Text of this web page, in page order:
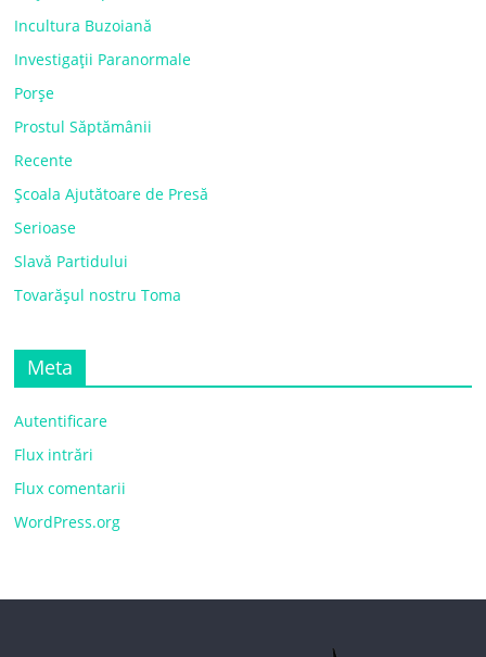
Incultura Buzoiană
Investigații Paranormale
Porșe
Prostul Săptămânii
Recente
Școala Ajutătoare de Presă
Serioase
Slavă Partidului
Tovarășul nostru Toma
Meta
Autentificare
Flux intrări
Flux comentarii
WordPress.org